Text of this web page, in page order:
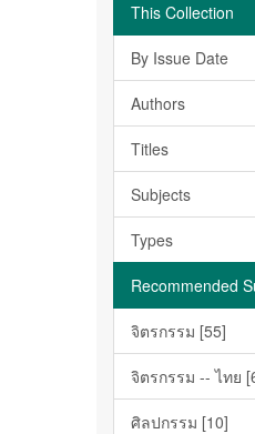
This Collection
By Issue Date
Authors
Titles
Subjects
Types
Recommended
จิตรกรรม [55]
จิตรกรรม -- ไทย
ศิลปกรรม [10]